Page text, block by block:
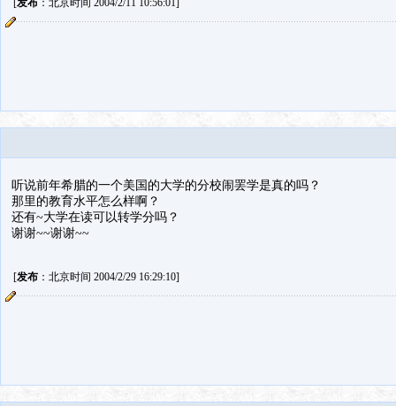
发布 ：北京时间 2004/2/11 10:56:01]
听说前年希腊的一个美国的大学的分校闹罢学是真的吗？
那里的教育水平怎么样啊？
还有~大学在读可以转学分吗？
谢谢~~谢谢~~
[发布：北京时间 2004/2/29 16:29:10]